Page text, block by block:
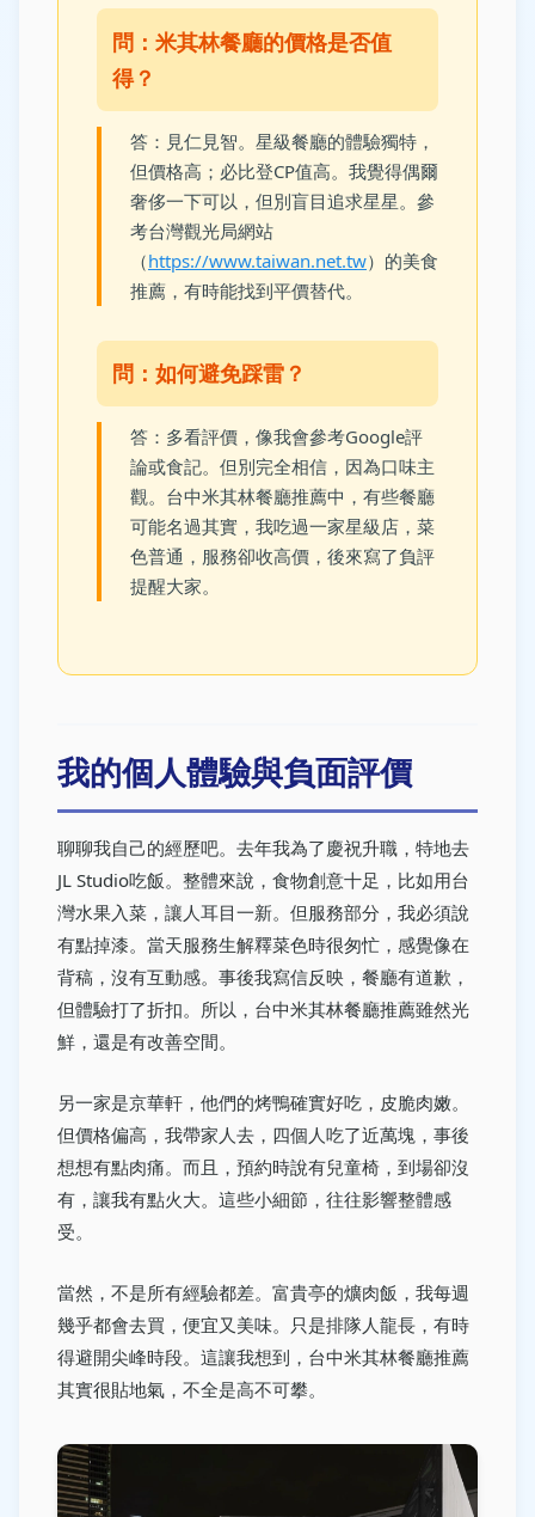
問：米其林餐廳的價格是否值
得？
答：見仁見智。星級餐廳的體驗獨特，
但價格高；必比登CP值高。我覺得偶爾
奢侈一下可以，但別盲目追求星星。參
考台灣觀光局網站
（https://www.taiwan.net.tw）的美食
推薦，有時能找到平價替代。
問：如何避免踩雷？
答：多看評價，像我會參考Google評
論或食記。但別完全相信，因為口味主
觀。台中米其林餐廳推薦中，有些餐廳
可能名過其實，我吃過一家星級店，菜
色普通，服務卻收高價，後來寫了負評
提醒大家。
我的個人體驗與負面評價
聊聊我自己的經歷吧。去年我為了慶祝升職，特地去
JL Studio吃飯。整體來說，食物創意十足，比如用台
灣水果入菜，讓人耳目一新。但服務部分，我必須說
有點掉漆。當天服務生解釋菜色時很匆忙，感覺像在
背稿，沒有互動感。事後我寫信反映，餐廳有道歉，
但體驗打了折扣。所以，台中米其林餐廳推薦雖然光
鮮，還是有改善空間。
另一家是京華軒，他們的烤鴨確實好吃，皮脆肉嫩。
但價格偏高，我帶家人去，四個人吃了近萬塊，事後
想想有點肉痛。而且，預約時說有兒童椅，到場卻沒
有，讓我有點火大。這些小細節，往往影響整體感
受。
當然，不是所有經驗都差。富貴亭的爌肉飯，我每週
幾乎都會去買，便宜又美味。只是排隊人龍長，有時
得避開尖峰時段。這讓我想到，台中米其林餐廳推薦
其實很貼地氣，不全是高不可攀。